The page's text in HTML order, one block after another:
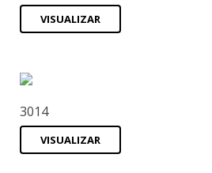
VISUALIZAR
3014
VISUALIZAR